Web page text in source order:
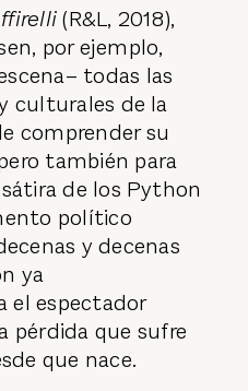
(R&L, 2018),
por ejemplo,
todas las
culturales de la
comprender su
también para
de los Python
político
y decenas
ya
el espectador
pérdida que sufre
que nace.